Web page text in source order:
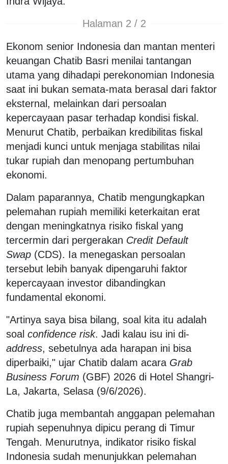
Halaman 2 / 2
Ekonom senior Indonesia dan mantan menteri
keuangan Chatib Basri menilai tantangan
utama yang dihadapi perekonomian Indonesia
saat ini bukan semata-mata berasal dari faktor
eksternal, melainkan dari persoalan
kepercayaan pasar terhadap kondisi fiskal.
Menurut Chatib, perbaikan kredibilitas fiskal
menjadi kunci untuk menjaga stabilitas nilai
tukar rupiah dan menopang pertumbuhan
ekonomi.
Dalam paparannya, Chatib mengungkapkan
pelemahan rupiah memiliki keterkaitan erat
dengan meningkatnya risiko fiskal yang
tercermin dari pergerakan Credit Default
Swap (CDS). Ia menegaskan persoalan
tersebut lebih banyak dipengaruhi faktor
kepercayaan investor dibandingkan
fundamental ekonomi.
"Artinya saya bisa bilang, soal kita itu adalah
soal confidence risk. Jadi kalau isu ini di-
address, sebetulnya ada harapan ini bisa
diperbaiki," ujar Chatib dalam acara Grab
Business Forum (GBF) 2026 di Hotel Shangri-
La, Jakarta, Selasa (9/6/2026).
Chatib juga membantah anggapan pelemahan
rupiah sepenuhnya dipicu perang di Timur
Tengah. Menurutnya, indikator risiko fiskal
Indonesia sudah menunjukkan pelemahan